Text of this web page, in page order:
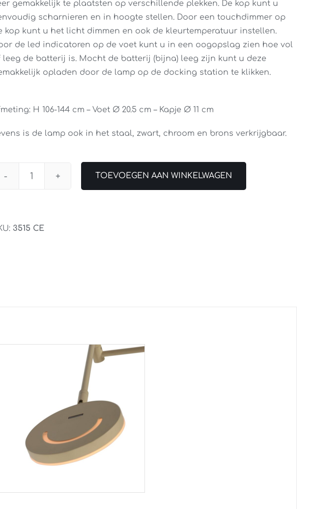
gemakkelijk te plaatsten op verschillende plekken. De kop kunt u
scharnieren en in hoogte stellen. Door een touchdimmer op
kop kunt u het licht dimmen en ook de kleurtemperatuur instellen.
de led indicatoren op de voet kunt u in een oogopslag zien hoe vol
leeg de batterij is. Mocht de batterij (bijna) leeg zijn kunt u deze
opladen door de lamp op de docking station te klikken.
H 106-144 cm – Voet Ø 20.5 cm – Kapje Ø 11 cm
is de lamp ook in het staal, zwart, chroom en brons verkrijgbaar.
Leeslamp
Creme
TOEVOEGEN AAN WINKELWAGEN
3515 CE